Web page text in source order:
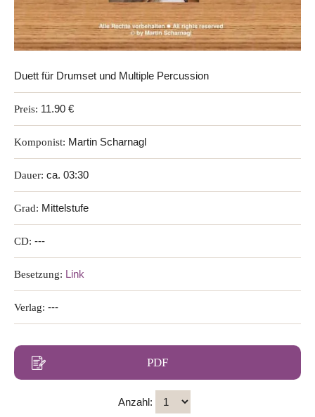
Duett für Drumset und Multiple Percussion
Preis: 11.90 €
Komponist: Martin Scharnagl
Dauer: ca. 03:30
Grad: Mittelstufe
CD: ---
Besetzung: Link
Verlag: ---
PDF
Anzahl: